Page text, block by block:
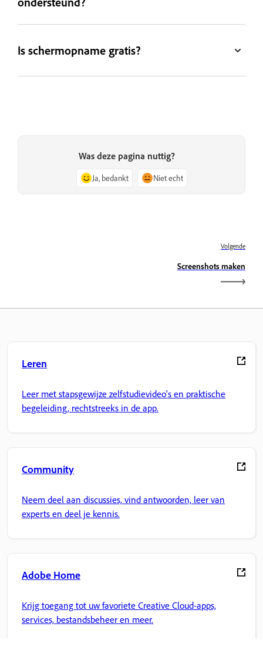
Is schermopname gratis?
Was deze pagina nuttig?
Ja, bedankt Niet echt
Volgende
Screenshots maken
Leren
Leer met stapsgewijze zelfstudievideo's en praktische
begeleiding, rechtstreeks in de app.
Community
Neem deel aan discussies, vind antwoorden, leer van
experts en deel je kennis.
Adobe Home
Krijg toegang tot uw favoriete Creative Cloud-apps,
services, bestandsbeheer en meer.